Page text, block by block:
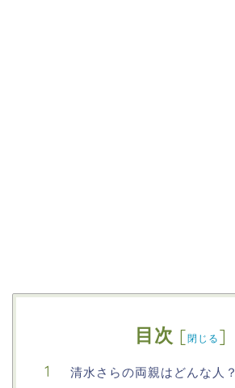
目次 [閉じる ]
清水さらの両親はどんな人？